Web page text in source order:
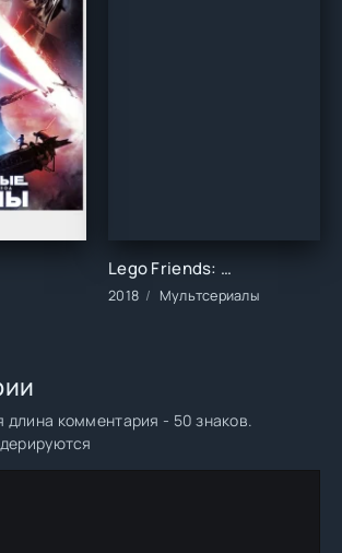
год/Зарубежные/Боевик/Приключения/
Lego Friends: Девчонки на задании (1-3 сезон)
2018 Мультсериалы
комментария - 50 знаков.